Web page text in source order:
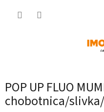
POP UP FLUO
chobotnica/